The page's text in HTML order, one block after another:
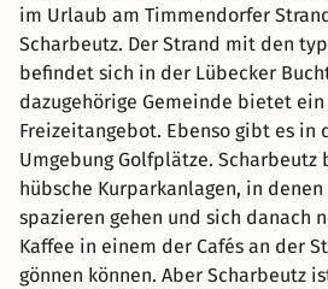
im Urlaub am Timmendorfer
Scharbeutz. Der Strand mit den
befindet sich in der Lübecker
dazugehörige Gemeinde bietet
Freizeitangebot. Ebenso gibt es in
Umgebung Golfplätze. Scharbeutz
hübsche Kurparkanlagen, in
spazieren gehen und sich danach
Kaffee in einem der Cafés an der
gönnen können. Aber Scharbeutz